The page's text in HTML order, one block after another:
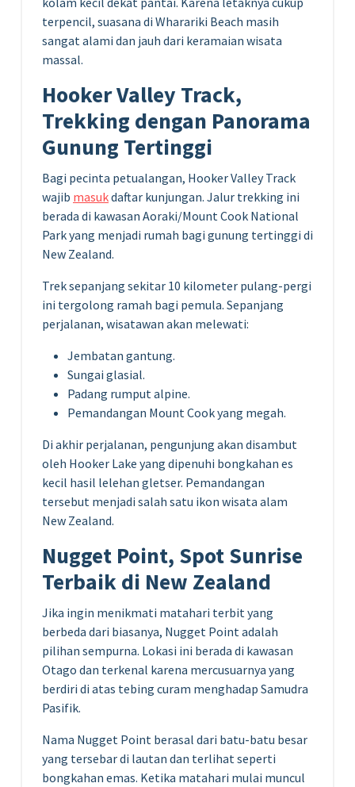
terpencil, suasana di Wharariki Beach masih
sangat alami dan jauh dari keramaian wisata
massal.
Hooker Valley Track,
Trekking dengan Panorama
Gunung Tertinggi
Bagi pecinta petualangan, Hooker Valley Track
wajib masukdaftar kunjungan. Jalur trekking ini
berada di kawasan Aoraki/Mount Cook National
Park yang menjadi rumah bagi gunung tertinggi di
New Zealand.
Trek sepanjang sekitar 10 kilometer pulang-pergi
ini tergolong ramah bagi pemula. Sepanjang
perjalanan, wisatawan akan melewati:
Jembatan gantung.
Sungai glasial.
Padang rumput alpine.
Pemandangan Mount Cook yang megah.
Di akhir perjalanan, pengunjung akan disambut
oleh Hooker Lake yang dipenuhi bongkahan es
kecil hasil lelehan gletser. Pemandangan
tersebut menjadi salah satu ikon wisata alam
New Zealand.
Nugget Point, Spot Sunrise
Terbaik di New Zealand
Jika ingin menikmati matahari terbit yang
berbeda dari biasanya, Nugget Point adalah
pilihan sempurna. Lokasi ini berada di kawasan
Otago dan terkenal karena mercusuarnya yang
berdiri di atas tebing curam menghadap Samudra
Pasifik.
Nama Nugget Point berasal dari batu-batu besar
yang tersebar di lautan dan terlihat seperti
bongkahan emas. Ketika matahari mulai muncul